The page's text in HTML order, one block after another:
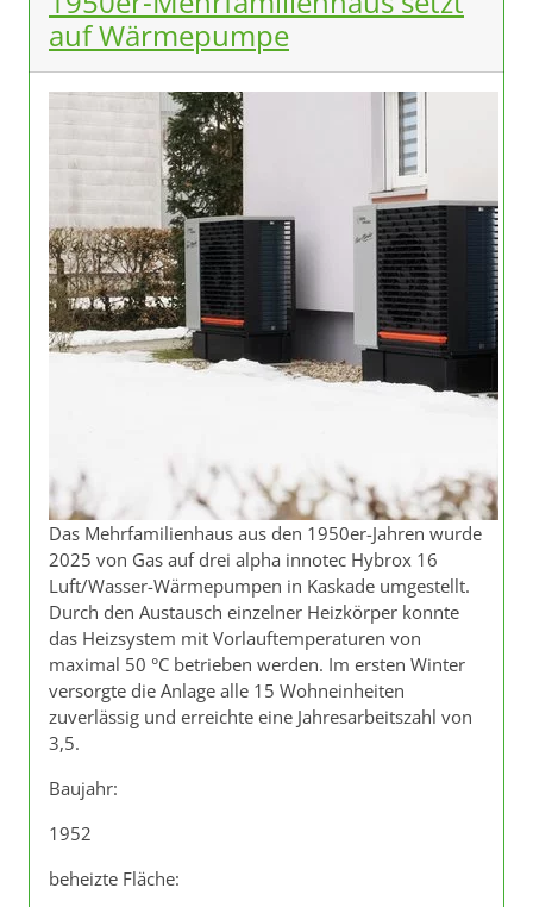
auf Wärmepumpe
Das Mehrfamilienhaus aus den 1950er-Jahren wurde
2025 von Gas auf drei alpha innotec Hybrox 16
Luft/Wasser-Wärmepumpen in Kaskade umgestellt.
Durch den Austausch einzelner Heizkörper konnte
das Heizsystem mit Vorlauftemperaturen von
maximal 50 °C betrieben werden. Im ersten Winter
versorgte die Anlage alle 15 Wohneinheiten
zuverlässig und erreichte eine Jahresarbeitszahl von
3,5.
Baujahr:
1952
beheizte Fläche: